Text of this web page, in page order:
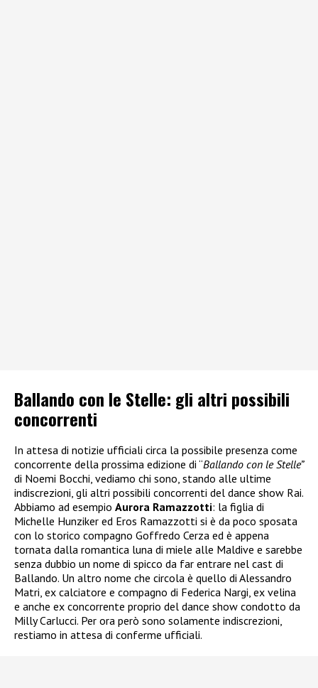
Ballando con le Stelle: gli altri possibili
concorrenti
In attesa di notizie ufficiali circa la possibile presenza come
concorrente della prossima edizione di “Ballando con le Stelle”
di Noemi Bocchi, vediamo chi sono, stando alle ultime
indiscrezioni, gli altri possibili concorrenti del dance show Rai.
Abbiamo ad esempio Aurora Ramazzotti: la figlia di
Michelle Hunziker ed Eros Ramazzotti si è da poco sposata
con lo storico compagno Goffredo Cerza ed è appena
tornata dalla romantica luna di miele alle Maldive e sarebbe
senza dubbio un nome di spicco da far entrare nel cast di
Ballando. Un altro nome che circola è quello di Alessandro
Matri, ex calciatore e compagno di Federica Nargi, ex velina
e anche ex concorrente proprio del dance show condotto da
Milly Carlucci. Per ora però sono solamente indiscrezioni,
restiamo in attesa di conferme ufficiali.